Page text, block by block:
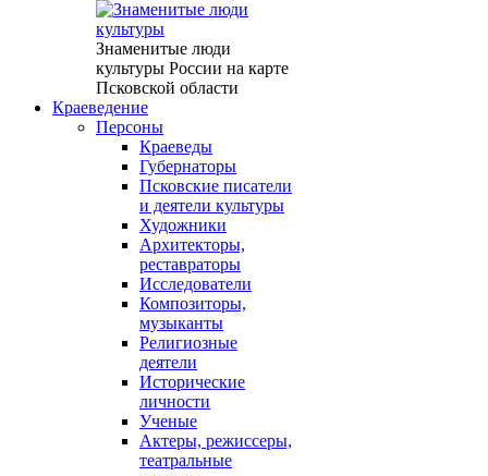
Знаменитые люди
культуры России на карте
Псковской области
Краеведение
Персоны
Краеведы
Губернаторы
Псковские писатели
и деятели культуры
Художники
Архитекторы,
реставраторы
Исследователи
Композиторы,
музыканты
Религиозные
деятели
Исторические
личности
Ученые
Актеры, режиссеры,
театральные